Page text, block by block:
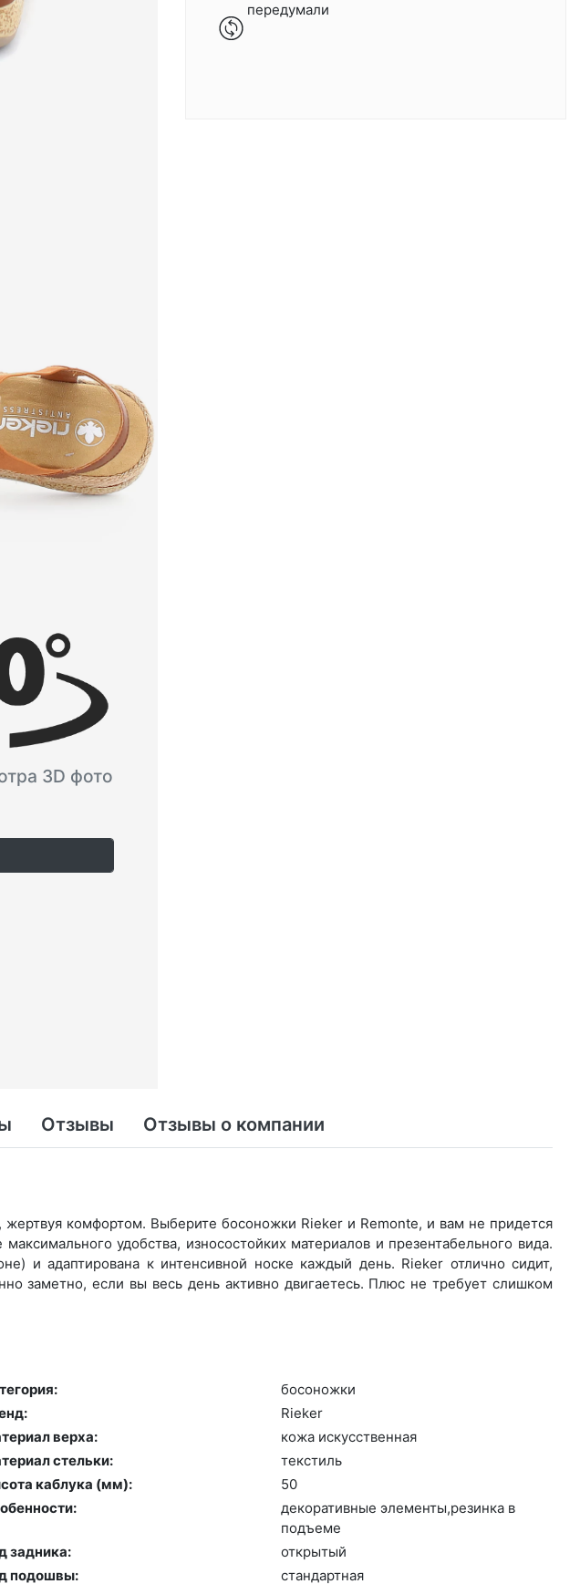
3D фото
передумали
Отзывы Отзывы о компании
комфортом. Выберите бо­сонож­ки Rieker и Remonte, и вам не придется
удобства, износостойких материалов и презентабельного вида.
и адаптирована к интенсивной носке каждый день. Ri­eker отлично сидит,
заметно, если вы весь день активно двигаетесь. Плюс не требует слишком
бо­сонож­ки
Ri­eker
верха:
ко­жа ис­кусс­твен­ная
стельки:
текс­тиль
каблука (мм):
50
де­кора­тив­ные эле­мен­ты,ре­зин­ка в
подъ­еме
задника:
отк­ры­тый
подошвы: стан­дарт­ная